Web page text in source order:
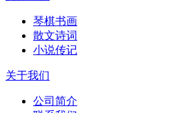
琴棋书画
散文诗词
小说传记
关于我们
公司简介